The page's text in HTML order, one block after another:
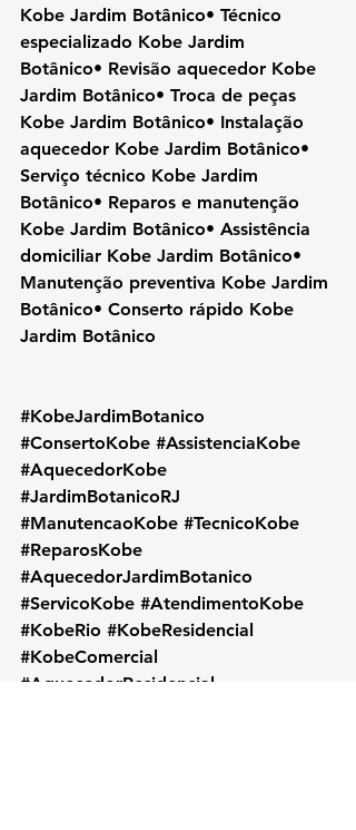
Kobe Jardim Botânico• Técnico
especializado Kobe Jardim
Botânico• Revisão aquecedor Kobe
Jardim Botânico• Troca de peças
Kobe Jardim Botânico• Instalação
aquecedor Kobe Jardim Botânico•
Serviço técnico Kobe Jardim
Botânico• Reparos e manutenção
Kobe Jardim Botânico• Assistência
domiciliar Kobe Jardim Botânico•
Manutenção preventiva Kobe Jardim
Botânico• Conserto rápido Kobe
Jardim Botânico
#KobeJardimBotanico
#ConsertoKobe #AssistenciaKobe
#AquecedorKobe
#JardimBotanicoRJ
#ManutencaoKobe #TecnicoKobe
#ReparosKobe
#AquecedorJardimBotanico
#ServicoKobe #AtendimentoKobe
#KobeRio #KobeResidencial
#KobeComercial
#AquecedorResidencial